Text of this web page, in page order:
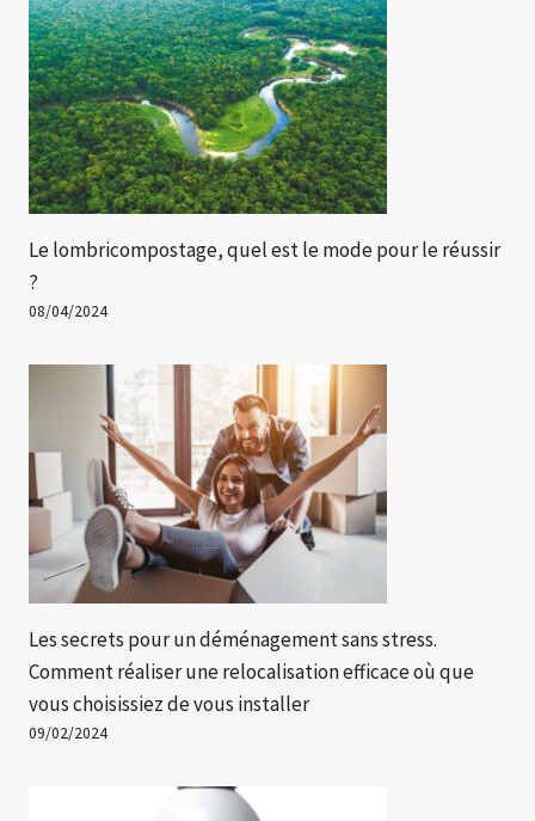
Le lombricompostage, quel est le mode pour le réussir
?
08/04/2024
Les secrets pour un déménagement sans stress.
Comment réaliser une relocalisation efficace où que
vous choisissiez de vous installer
09/02/2024